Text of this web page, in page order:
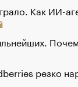
Как ИИ-
резко